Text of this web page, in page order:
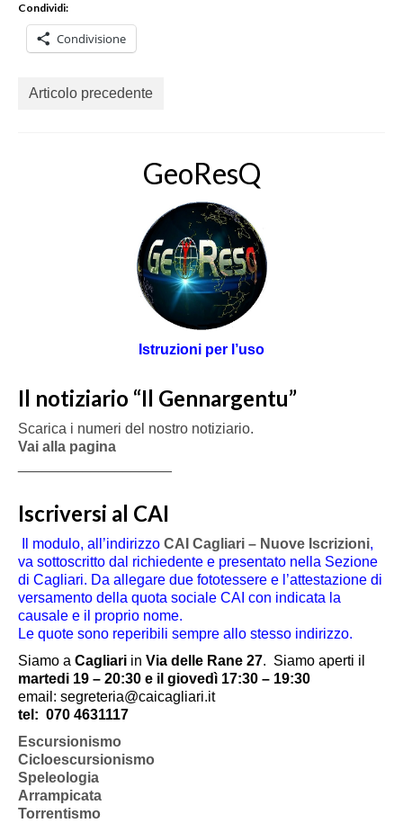
Condividi:
Condivisione
Articolo precedente
GeoResQ
Istruzioni per l’uso
Il notiziario “Il Gennargentu”
Scarica i numeri del nostro notiziario.
Vai alla pagina
Iscriversi al CAI
Il modulo, all’indirizzo CAI Cagliari – Nuove Iscrizioni,
va sottoscritto dal richiedente e presentato nella Sezione
di Cagliari. Da allegare due fototessere e l’attestazione di
versamento della quota sociale CAI con indicata la
causale e il proprio nome.
Le quote sono reperibili sempre allo stesso indirizzo.
Siamo a Cagliari in Via delle Rane 27. Siamo aperti il
martedi 19 – 20:30 e il giovedì 17:30 – 19:30
email: segreteria@caicagliari.it
tel: 070 4631117
Escursionismo
Cicloescursionismo
Speleologia
Arrampicata
Torrentismo